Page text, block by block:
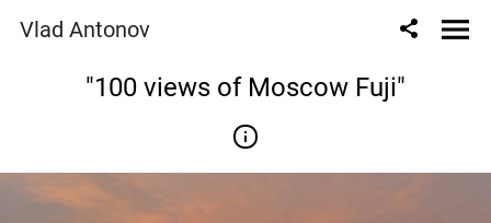
Vlad Antonov
"100 views of Moscow Fuji"